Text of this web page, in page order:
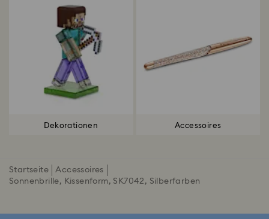
Dekorationen Accessoires
Startseite
Accessoires
Sonnenbrille, Kissenform, SK7042, Silberfarben